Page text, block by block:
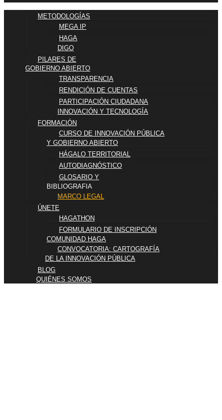
METODOLOGÍAS
MEGA IP
HAGA
DIGO
PILARES DE
GOBIERNO ABIERTO
TRANSPARENCIA
RENDICIÓN DE CUENTAS
PARTICIPACIÓN CIUDADANA
INNOVACIÓN Y TECNOLOGÍA
FORMACIÓN
CURSO DE INNOVACIÓN PÚBLICA
Y GOBIERNO ABIERTO
HÁGALO TERRITORIAL
AUTODIAGNÓSTICO
GLOSARIO Y
BIBLIOGRAFIA
MARCO LEGAL
ÚNETE
HAGATHON
FORMULARIO DE INSCRIPCIÓN
COMUNIDAD HAGA
CONVOCATORIA: CARTOGRAFÍA
DE LA INNOVACIÓN PÚBLICA
BLOG
QUIÉNES SOMOS